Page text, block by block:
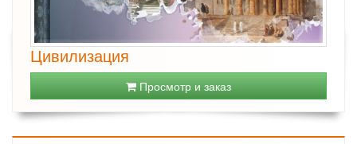
Цивилизация
Просмотр и заказ